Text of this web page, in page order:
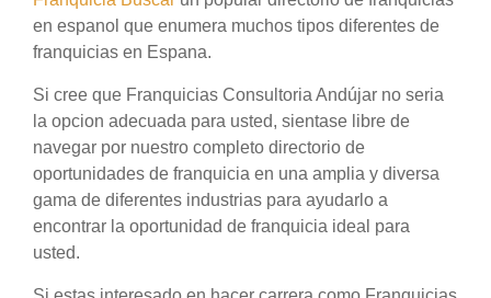
en espanol que enumera muchos tipos diferentes de
franquicias en Espana.
Si cree que Franquicias Consultoria Andújar no seria
la opcion adecuada para usted, sientase libre de
navegar por nuestro completo directorio de
oportunidades de franquicia en una amplia y diversa
gama de diferentes industrias para ayudarlo a
encontrar la oportunidad de franquicia ideal para
usted.